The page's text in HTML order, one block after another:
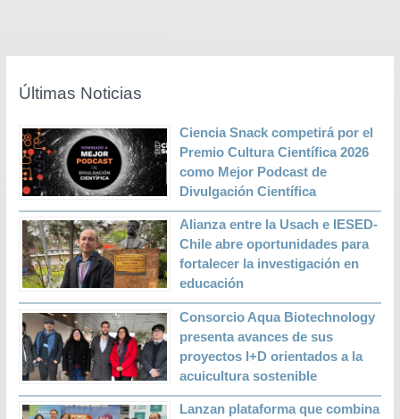
Últimas Noticias
Ciencia Snack competirá por el
Premio Cultura Científica 2026
como Mejor Podcast de
Divulgación Científica
Alianza entre la Usach e IESED-
Chile abre oportunidades para
fortalecer la investigación en
educación
Consorcio Aqua Biotechnology
presenta avances de sus
proyectos I+D orientados a la
acuicultura sostenible
Lanzan plataforma que combina